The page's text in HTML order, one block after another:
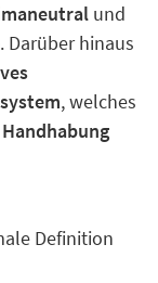
und
. Darüber hinaus
, welches
Definition